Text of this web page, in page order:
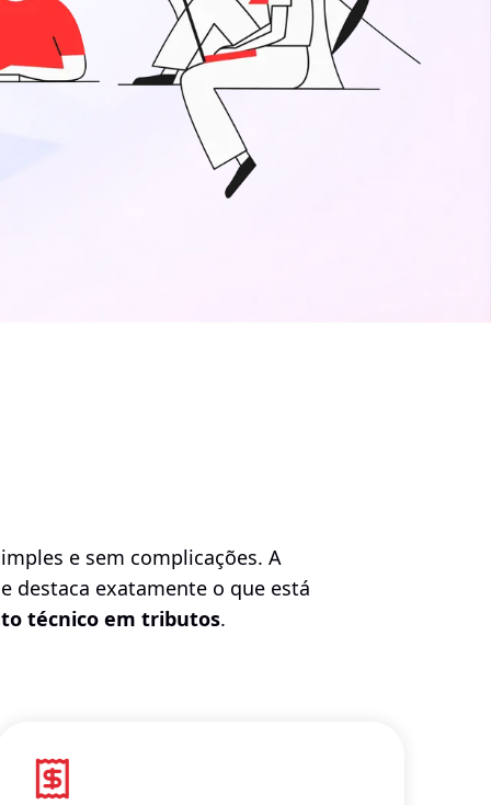
e sem complicações. A
destaca exatamente o que está
técnico em tributos.